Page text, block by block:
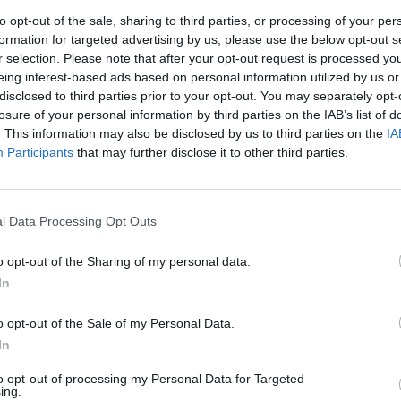
opt-out of the sale, sharing to third parties, or processing of your
for targeted advertising by us, please use the below opt-out
selection. Please note that after your opt-out request is processed
interest-based ads based on personal information utilized by us
to third parties prior to your opt-out. You may separately
of your personal information by third parties on the IAB’s list of
This information may also be disclosed by us to third parties on the
Participants that may further disclose it to other third parties.
Data Processing Opt Outs
opt-out of the Sharing of my personal data.
opt-out of the Sale of my Personal Data.
opt-out of processing my Personal Data for Targeted
de la solitude
teeeellement heureuse à l'idée de passer une
sans lui ! On peut faire tellement de choses, comme
lui, par exemple, et puis aussi… Roh, il rentre
chances sur trois de manger en solo, parce qu'il
attendre.
pour tout et n'importe quoi, mais à force, ça
même plus, tant notre intérêt pour lui est
il mâche. Ou quand il se mouche. Et hier, on
qu'on venait d'avoir une quinte de toux.
sache pas se servir de l'aspirateur. Aujourd'hui,
avec des potes après qu'il a encore fait la
cigarette et qu'il trouve que ça pue.